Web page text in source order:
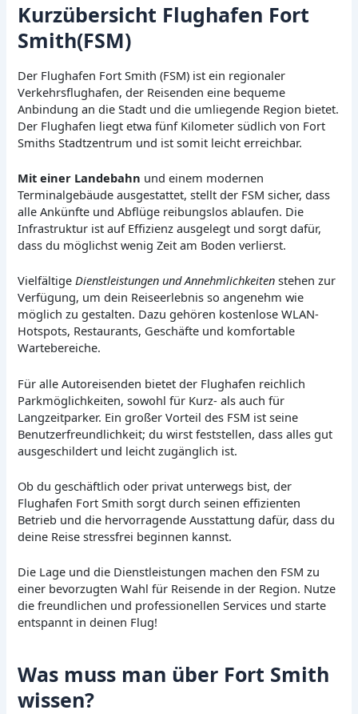
Kurzübersicht Flughafen Fort
Smith(FSM)
Der Flughafen Fort Smith (FSM) ist ein regionaler
Verkehrsflughafen, der Reisenden eine bequeme
Anbindung an die Stadt und die umliegende Region bietet.
Der Flughafen liegt etwa fünf Kilometer südlich von Fort
Smiths Stadtzentrum und ist somit leicht erreichbar.
Mit einer Landebahn und einem modernen
Terminalgebäude ausgestattet, stellt der FSM sicher, dass
alle Ankünfte und Abflüge reibungslos ablaufen. Die
Infrastruktur ist auf Effizienz ausgelegt und sorgt dafür,
dass du möglichst wenig Zeit am Boden verlierst.
VielfältigeDienstleistungen und Annehmlichkeiten stehen zur
Verfügung, um dein Reiseerlebnis so angenehm wie
möglich zu gestalten. Dazu gehören kostenlose WLAN-
Hotspots, Restaurants, Geschäfte und komfortable
Wartebereiche.
Für alle Autoreisenden bietet der Flughafen reichlich
Parkmöglichkeiten, sowohl für Kurz- als auch für
Langzeitparker. Ein großer Vorteil des FSM ist seine
Benutzerfreundlichkeit; du wirst feststellen, dass alles gut
ausgeschildert und leicht zugänglich ist.
Ob du geschäftlich oder privat unterwegs bist, der
Flughafen Fort Smith sorgt durch seinen effizienten
Betrieb und die hervorragende Ausstattung dafür, dass du
deine Reise stressfrei beginnen kannst.
Die Lage und die Dienstleistungen machen den FSM zu
einer bevorzugten Wahl für Reisende in der Region. Nutze
die freundlichen und professionellen Services und starte
entspannt in deinen Flug!
Was muss man über Fort Smith
wissen?